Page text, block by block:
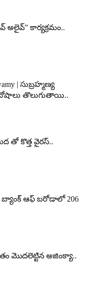
అలైవ్” కార్యక్రమం..
| సుబ్రహ్మణ్య
తొలుగుతాయి..
తో కొత్త వైరస్..
| బ్యాంక్‌ ఆఫ్‌ బరోడాలో 206
మొదలెట్టిన అజింక్యా..